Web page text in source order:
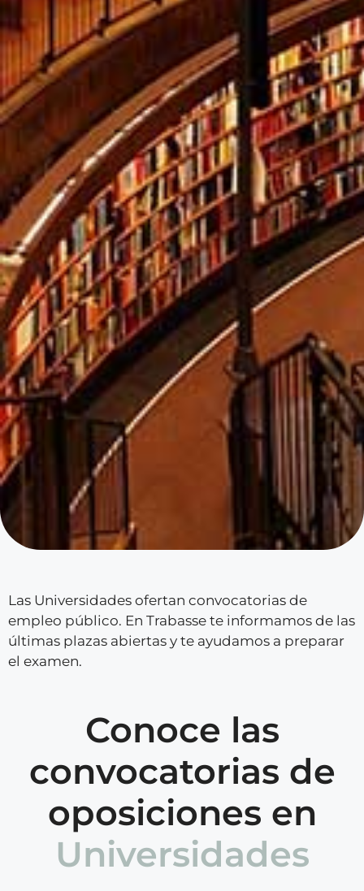
Las Universidades ofertan convocatorias de
empleo público. En Trabasse te informamos de las
últimas plazas abiertas y te ayudamos a preparar
el examen.
Conoce las
convocatorias de
oposiciones en
Universidades